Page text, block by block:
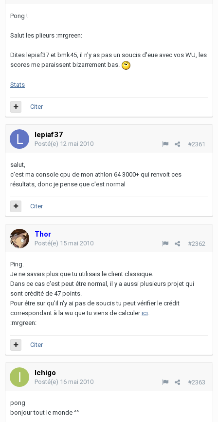
Pong !
Salut les plieurs :mrgreen:
Dites lepiaf37 et bmk45, il n'y as pas un soucis d'eue avec vos WU, les
scores me paraissent bizarrement bas.
Stats
Citer
lepiaf37
#2361
Posté(e) 12 mai 2010
salut,
c'est ma console cpu de mon athlon 64 3000+ qui renvoit ces
résultats, donc je pense que c'est normal
Citer
Thor
#2362
Posté(e) 15 mai 2010
Ping.
Je ne savais plus que tu utilisais le client classique.
Dans ce cas c'est peut étre normal, il y a aussi plusieurs projet qui
sont crédité de 47 points.
Pour étre sur qu'il n'y ai pas de soucis tu peut vérifier le crédit
correspondant à la wu que tu viens de calculerici.
:mrgreen:
Citer
Ichigo
#2363
Posté(e) 16 mai 2010
pong
bonjour tout le monde ^^